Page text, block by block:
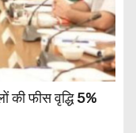
की फीस वृद्धि 5%